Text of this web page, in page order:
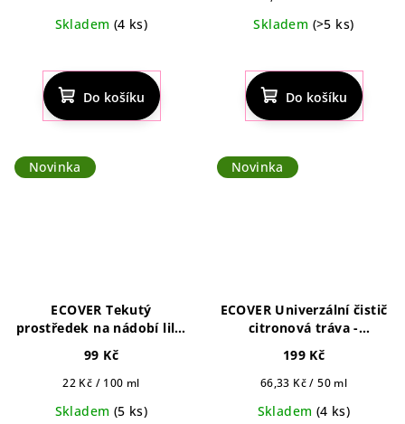
Skladem (4 ks)
Do košíku
Skladem (>5 ks)
Do košíku
Novinka
ECOVER Tekutý
prostředek na nádobí lilie
a lotus 450ml
99 Kč
Měrná
22 Kč / 100 ml
Skladem (5 ks)
Novinka
ECOVER Univerzální čistič
citronová tráva -
koncentrát 150ml
199 Kč
Měrná
66,33 Kč / 50 ml
Skladem (4 ks)